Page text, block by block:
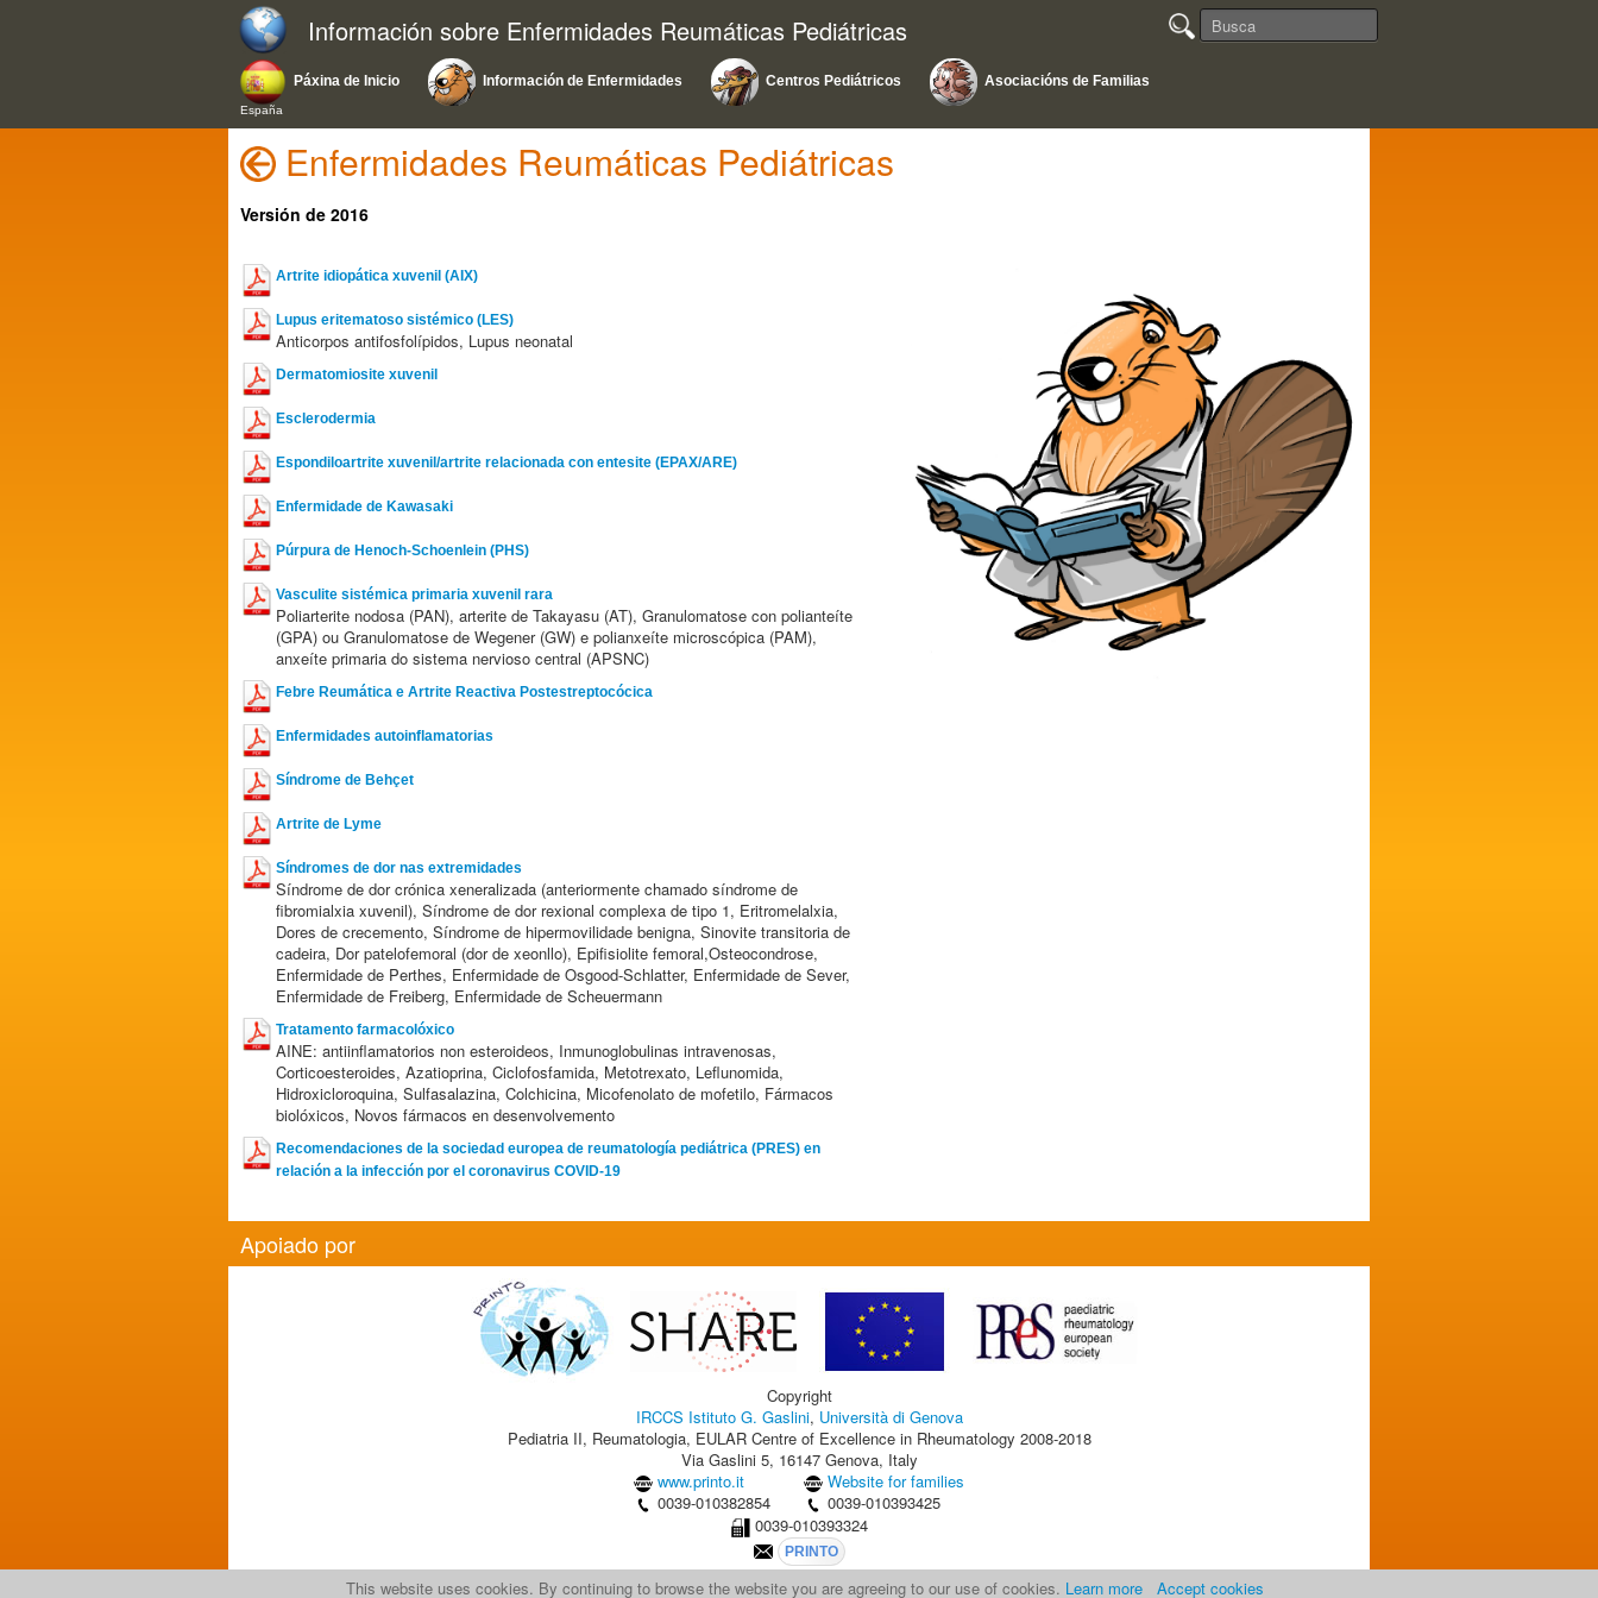
Información sobre Enfermidades Reumáticas Pediátricas
Páxina de Inicio
España
Información de Enfermidades Centros Pediátricos Asociacións de Familias
Enfermidades Reumáticas Pediátricas
Versión de 2016
Artrite idiopática xuvenil (AIX)
Lupus eritematoso sistémico (LES)
Anticorpos antifosfolípidos, Lupus neonatal
Dermatomiosite xuvenil
Esclerodermia
Espondiloartrite xuvenil/artrite relacionada con entesite (EPAX/ARE)
Enfermidade de Kawasaki
Púrpura de Henoch-Schoenlein (PHS)
Vasculite sistémica primaria xuvenil rara
Poliarterite nodosa (PAN), arterite de Takayasu (AT), Granulomatose con polianteíte
(GPA) ou Granulomatose de Wegener (GW) e polianxeíte microscópica (PAM),
anxeíte primaria do sistema nervioso central (APSNC)
Febre Reumática e Artrite Reactiva Postestreptocócica
Enfermidades autoinflamatorias
Síndrome de Behçet
Artrite de Lyme
Síndromes de dor nas extremidades
Síndrome de dor crónica xeneralizada (anteriormente chamado síndrome de
fibromialxia xuvenil), Síndrome de dor rexional complexa de tipo 1, Eritromelalxia,
Dores de crecemento, Síndrome de hipermovilidade benigna, Sinovite transitoria de
cadeira, Dor patelofemoral (dor de xeonllo), Epifisiolite femoral,Osteocondrose,
Enfermidade de Perthes, Enfermidade de Osgood-Schlatter, Enfermidade de Sever,
Enfermidade de Freiberg, Enfermidade de Scheuermann
Tratamento farmacolóxico
AINE: antiinflamatorios non esteroideos, Inmunoglobulinas intravenosas,
Corticoesteroides, Azatioprina, Ciclofosfamida, Metotrexato, Leflunomida,
Hidroxicloroquina, Sulfasalazina, Colchicina, Micofenolato de mofetilo, Fármacos
biolóxicos, Novos fármacos en desenvolvemento
Recomendaciones de la sociedad europea de reumatología pediátrica (PRES) en
relación a la infección por el coronavirus COVID-19
Apoiado por
Copyright
IRCCS Istituto G. Gaslini, Università di Genova
Pediatria II, Reumatologia, EULAR Centre of Excellence in Rheumatology 2008-2018
Via Gaslini 5, 16147 Genova, Italy
www.printo.it
Website for families
0039-010382854
0039-010393425
0039-010393324
This website uses cookies. By continuing to browse the website you are agreeing to our use of cookies. Learn more Accept cookies